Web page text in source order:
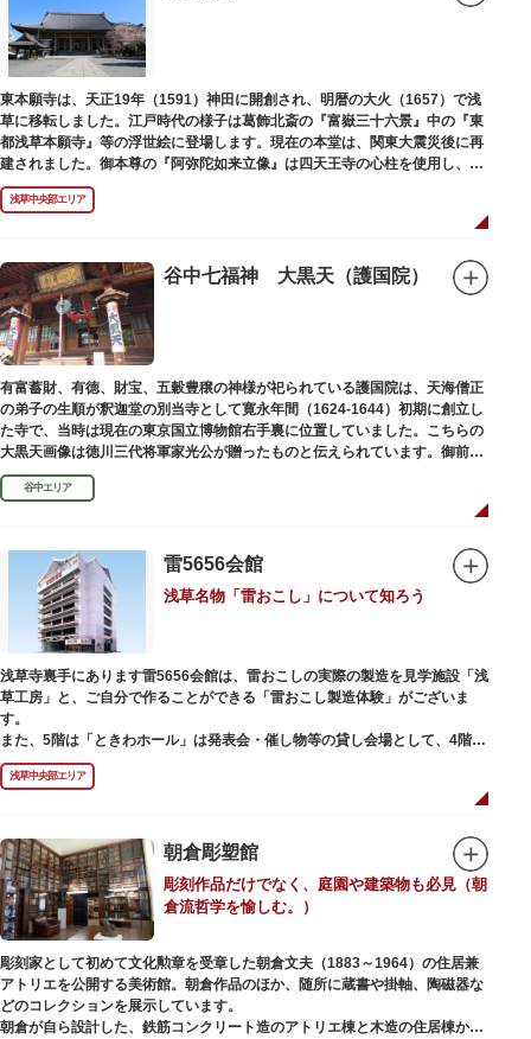
東本願寺は、天正19年（1591）神田に開創され、明暦の大火（1657）で浅
草に移転しました。江戸時代の様子は葛飾北斎の『富嶽三十六景』中の『東
都浅草本願寺』等の浮世絵に登場します。現在の本堂は、関東大震災後に再
建されました。御本尊の『阿弥陀如来立像』は四天王寺の心柱を使用し、嘉
禄2年（1226）頃の作と伝わっています。また、梵鐘は寛永7年（1630）以
後のものと推定され、都内に現存する梵鐘の中では有数の風格を誇り、毎年
浅草中央部エリア
谷中七福神 大黒天（護国院）
有富蓄財、有徳、財宝、五穀豊穣の神様が祀られている護国院は、天海僧正
の弟子の生順が釈迦堂の別当寺として寛永年間（1624-1644）初期に創立し
た寺で、当時は現在の東京国立博物館右手裏に位置していました。こちらの
大黒天画像は徳川三代将軍家光公が贈ったものと伝えられています。御前立
の大黒天木像は台東区文化財に指定されています。
谷中エリア
雷5656会館
浅草名物「雷おこし」について知ろう
浅草寺裏手にあります雷5656会館は、雷おこしの実際の製造を見学施設「浅
草工房」と、ご自分で作ることができる「雷おこし製造体験」がございま
す。
また、5階は「ときわホール」は発表会・催し物等の貸し会場として、4階は
打合せなどでご利用いただける「貸しスペース」がございます。
浅草中央部エリア
朝倉彫塑館
彫刻作品だけでなく、庭園や建築物も必見（朝
倉流哲学を愉しむ。）
彫刻家として初めて文化勲章を受章した朝倉文夫（1883～1964）の住居兼
アトリエを公開する美術館。朝倉作品のほか、随所に蔵書や掛軸、陶磁器な
どのコレクションを展示しています。
朝倉が自ら設計した、鉄筋コンクリート造のアトリエ棟と木造の住居棟から